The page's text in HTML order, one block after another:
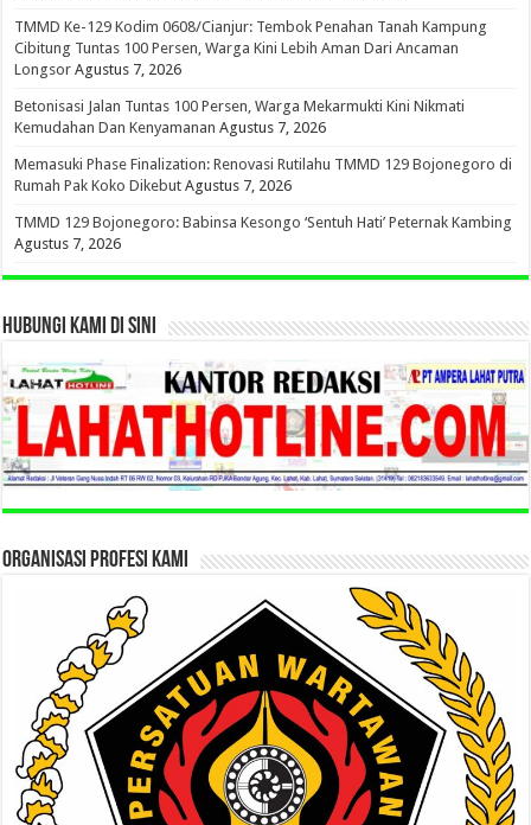
TMMD Ke-129 Kodim 0608/Cianjur: Tembok Penahan Tanah Kampung
Cibitung Tuntas 100 Persen, Warga Kini Lebih Aman Dari Ancaman
Longsor Agustus 7, 2026
Betonisasi Jalan Tuntas 100 Persen, Warga Mekarmukti Kini Nikmati
Kemudahan Dan Kenyamanan Agustus 7, 2026
Memasuki Phase Finalization: Renovasi Rutilahu TMMD 129 Bojonegoro di
Rumah Pak Koko Dikebut Agustus 7, 2026
TMMD 129 Bojonegoro: Babinsa Kesongo ‘Sentuh Hati’ Peternak Kambing
Agustus 7, 2026
HUBUNGI KAMI DI SINI
ORGANISASI PROFESI KAMI